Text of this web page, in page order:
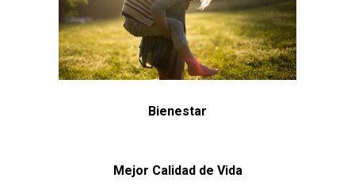
Bienestar
Mejor Calidad de Vida